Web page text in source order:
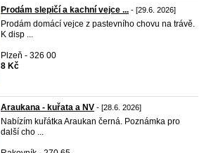
Prodám slepičí a kachní vejce ... - [29.6. 2026]
Prodám domácí vejce z pastevního chovu na trávě.
K disp ...
Plzeň - 326 00
8 Kč
Araukana - kuřata a NV - [28.6. 2026]
Nabízím kuřátka Araukan černá. Poznámka pro
další cho ...